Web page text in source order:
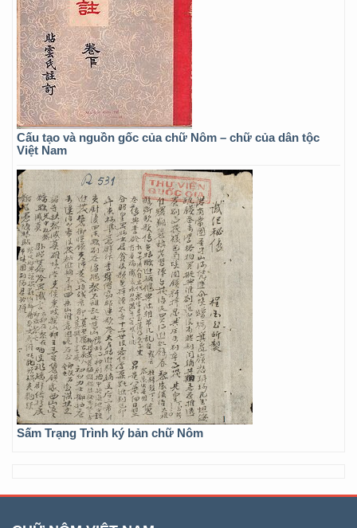
Cấu tạo và nguồn gốc của chữ Nôm – chữ của dân tộc
Việt Nam
Sấm Trạng Trình ký bản chữ Nôm